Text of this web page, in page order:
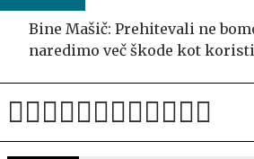
Bine Mašič: Prehitevali ne
naredimo več škode kot koristi